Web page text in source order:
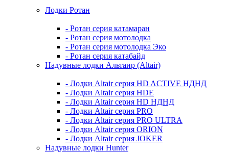
Лодки Ротан
- Ротан серия катамаран
- Ротан серия мотолодка
- Ротан серия мотолодка Эко
- Ротан серия катабайд
Надувные лодки Альтаир (Altair)
- Лодки Altair серия HD ACTIVE НДНД
- Лодки Altair серия HDE
- Лодки Altair серия HD НДНД
- Лодки Altair серия PRO
- Лодки Altair серия PRO ULTRA
- Лодки Altair серия ORION
- Лодки Altair серия JOKER
Надувные лодки Hunter